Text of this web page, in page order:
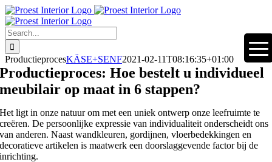
Skip
to
content
Search
for:
ProductieprocesKÄSE+SENF2021-02-11T08:16:35+01:00
Productieproces: Hoe bestelt u individueel
meubilair op maat in 6 stappen?
Het ligt in onze natuur om met een uniek ontwerp onze leefruimte te
creëren. De persoonlijke expressie van individualiteit onderscheidt ons
van anderen. Naast wandkleuren, gordijnen, vloerbedekkingen en
decoratieve artikelen is maatwerk een doorslaggevende factor bij de
inrichting.